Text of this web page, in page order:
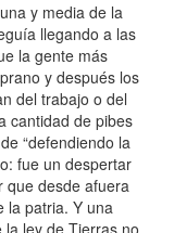
y media de la
llegando a las
la gente más
y después los
del trabajo o del
cantidad de pibes
“defendiendo la
fue un despertar
que desde afuera
la patria. Y una
ley de Tierras no